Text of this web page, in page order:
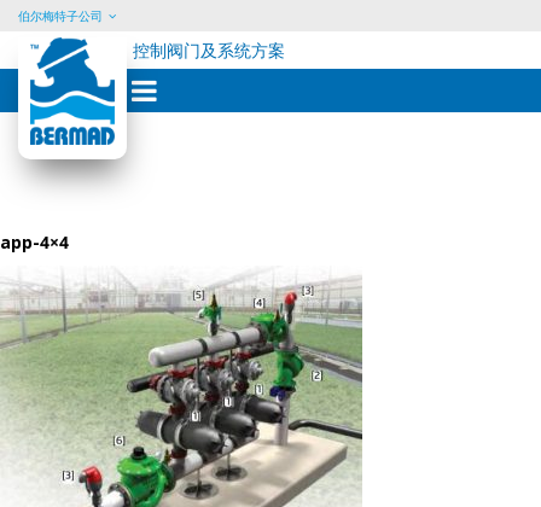
Skip
content
伯尔梅特子公司
控制阀门及系统方案
app-4×4